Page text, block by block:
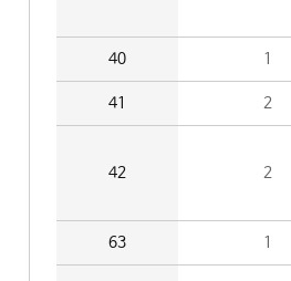
40 1
41 2
42 2
63 1